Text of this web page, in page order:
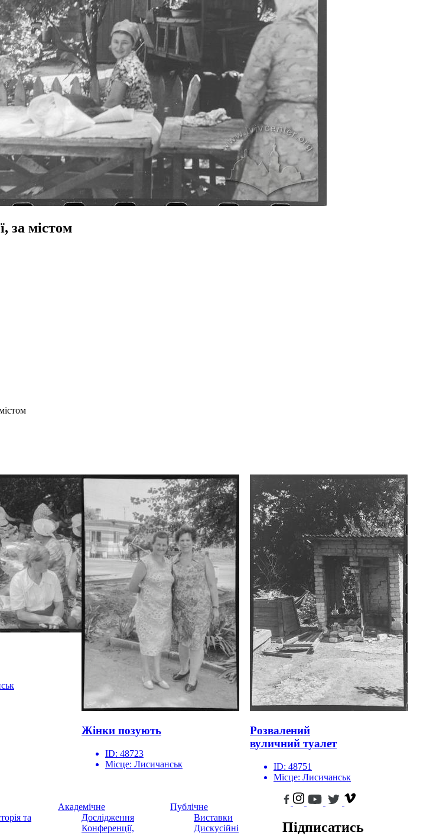
за містом
Жінки позують
ID: 48723
Місце: Лисичанськ
Розвалений
вуличний туалет
ID: 48751
Місце: Лисичанськ
та
Академічне
Дослідження
Конференції,
Публічне
Виставки
Дискусійні
Підписатись